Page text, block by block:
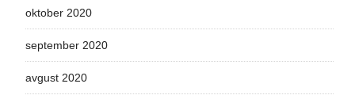
oktober 2020
september 2020
avgust 2020